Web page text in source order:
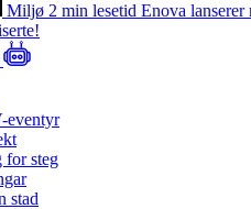
Miljø 2 min lesetid Enova
eventyr
for steg
stad